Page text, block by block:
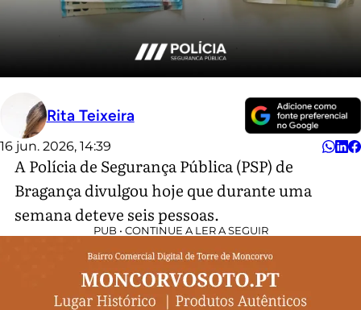
Rita Teixeira
16 jun. 2026, 14:39
A Polícia de Segurança Pública (PSP) de
Bragança divulgou hoje que durante uma
semana deteve seis pessoas.
PUB • CONTINUE A LER A SEGUIR